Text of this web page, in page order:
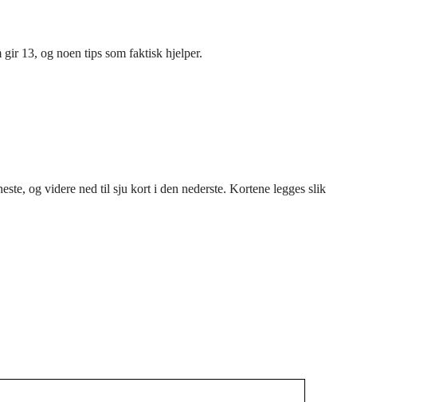
13, og noen tips som faktisk hjelper.
og videre ned til sju kort i den nederste. Kortene legges slik